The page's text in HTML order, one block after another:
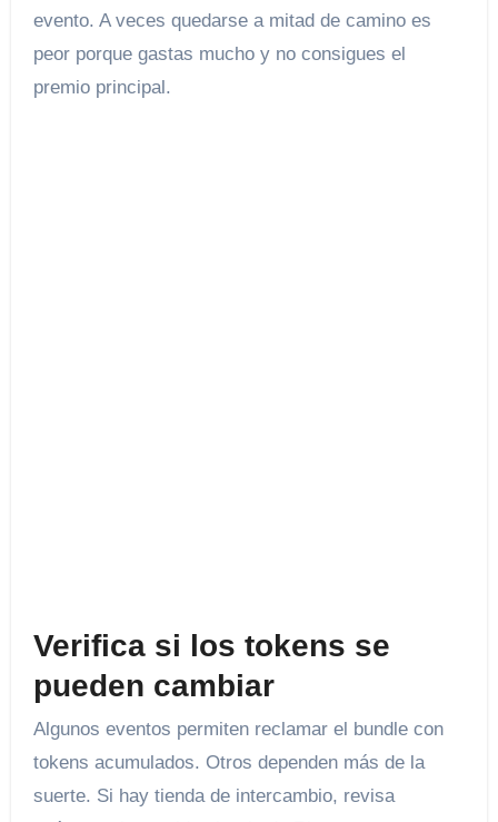
evento. A veces quedarse a mitad de camino es
peor porque gastas mucho y no consigues el
premio principal.
Verifica si los tokens se
pueden cambiar
Algunos eventos permiten reclamar el bundle con
tokens acumulados. Otros dependen más de la
suerte. Si hay tienda de intercambio, revisa